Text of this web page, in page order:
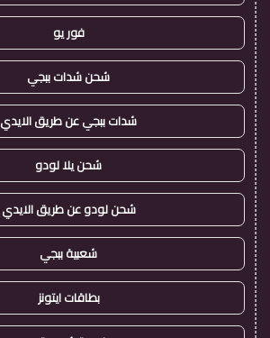
فور يو
شحن شدات ببجي
شدات ببجي عن طريق الايدي
شحن يلا لودو
شحن لودو عن طريق الايدي
شعبية ببجي
بطاقات ايتونز